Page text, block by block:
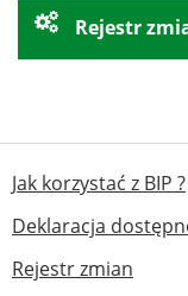
Rejestr
Jak korzystać z BIP ?
Deklaracja
Rejestr zmian